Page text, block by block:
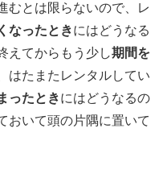
むとは限らないので、レ
なったときにはどうなる
えてからもう少し期間を
はたまたレンタルしてい
ったときにはどうなるの
おいて頭の片隅に置いて